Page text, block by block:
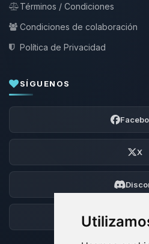
Términos / Condiciones
Condiciones de colaboración
Política de Privacidad
SÍGUENOS
X
Foro